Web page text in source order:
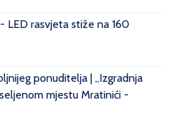
LED rasvjeta stiže na 160
ponuditelja | „Izgradnja
mjestu Mratinići -